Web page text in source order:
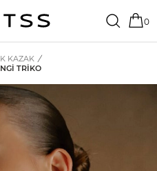
0
KAZAK /
TRIKO